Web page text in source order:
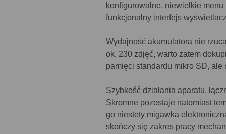
konfigurowalne, niewielkie menu
funkcjonalny interfejs
Wydajność akumulatora nie
ok. 230 zdjęć, warto zatem
pamięci standardu mikro SD,
Szybkość działania aparatu,
Skromne pozostaje natomiast
go niestety migawka
skończy się zakres pracy